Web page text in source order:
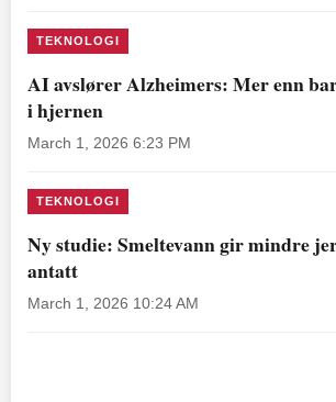
TEKNOLOGI
AI avslører Alzheimers: Mer enn
i hjernen
March 1, 2026 6:23 PM
TEKNOLOGI
Ny studie: Smeltevann gir mindre
antatt
March 1, 2026 10:24 AM